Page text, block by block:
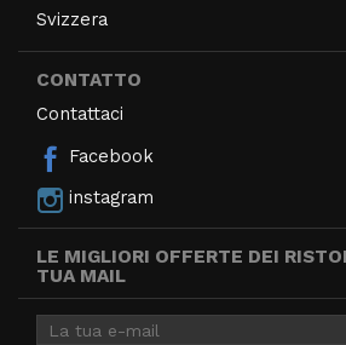
Svizzera
CONTATTO
Contattaci
Facebook
instagram
LE MIGLIORI OFFERTE DEI
TUA MAIL